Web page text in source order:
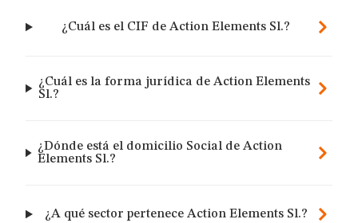
¿Cuál es el CIF de Action Elements Sl.?
¿Cuál es la forma jurídica de Action Elements
Sl.?
¿Dónde está el domicilio Social de Action
Elements Sl.?
¿A qué sector pertenece Action Elements Sl.?